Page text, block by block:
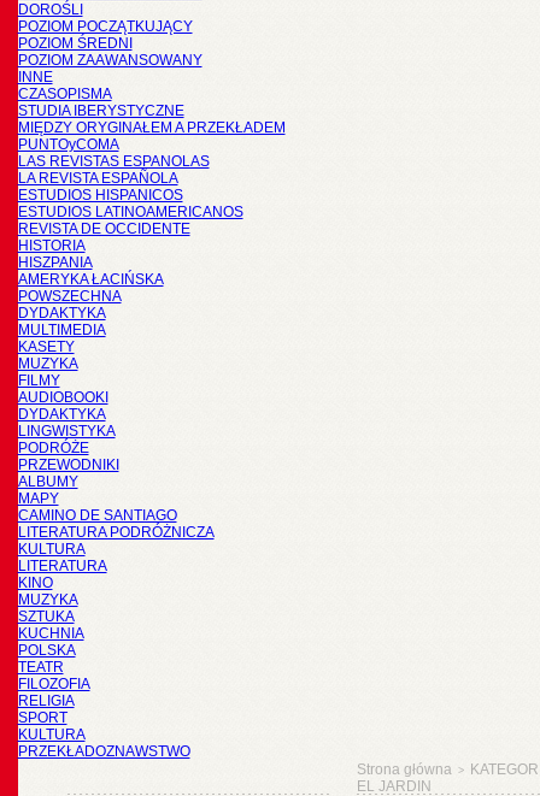
DOROŚLI
POZIOM POCZĄTKUJĄCY
POZIOM ŚREDNI
POZIOM ZAAWANSOWANY
INNE
CZASOPISMA
STUDIA IBERYSTYCZNE
MIĘDZY ORYGINAŁEM A PRZEKŁADEM
PUNTOyCOMA
LAS REVISTAS ESPANOLAS
LA REVISTA ESPAÑOLA
ESTUDIOS HISPANICOS
ESTUDIOS LATINOAMERICANOS
REVISTA DE OCCIDENTE
HISTORIA
HISZPANIA
AMERYKA ŁACIŃSKA
POWSZECHNA
DYDAKTYKA
MULTIMEDIA
KASETY
MUZYKA
FILMY
AUDIOBOOKI
DYDAKTYKA
LINGWISTYKA
PODRÓŻE
PRZEWODNIKI
ALBUMY
MAPY
CAMINO DE SANTIAGO
LITERATURA PODRÓŻNICZA
KULTURA
LITERATURA
KINO
MUZYKA
SZTUKA
KUCHNIA
POLSKA
TEATR
FILOZOFIA
RELIGIA
SPORT
KULTURA
PRZEKŁADOZNAWSTWO
Strona główna >
EL JARDIN